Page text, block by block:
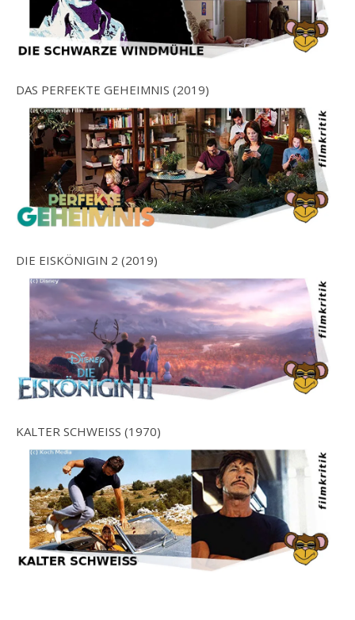
DAS PERFEKTE GEHEIMNIS (2019)
DIE EISKÖNIGIN 2 (2019)
KALTER SCHWEISS (1970)